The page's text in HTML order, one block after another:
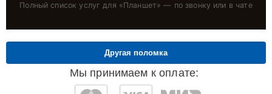
Полный список услуг для «Планшет» — по звонку или в чате
Мы принимаем к оплате:
Другая поломка